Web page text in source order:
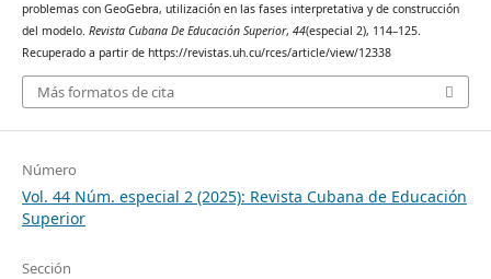
problemas con GeoGebra, utilización en las fases interpretativa y de construcción
del modelo. Revista Cubana De Educación Superior, 44(especial 2), 114–125.
Recuperado a partir de https://revistas.uh.cu/rces/article/view/12338
Más formatos de cita
Número
Vol. 44 Núm. especial 2 (2025): Revista Cubana de Educación
Superior
Sección